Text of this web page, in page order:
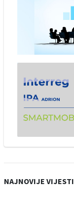
NAJNOVIJE VIJESTI